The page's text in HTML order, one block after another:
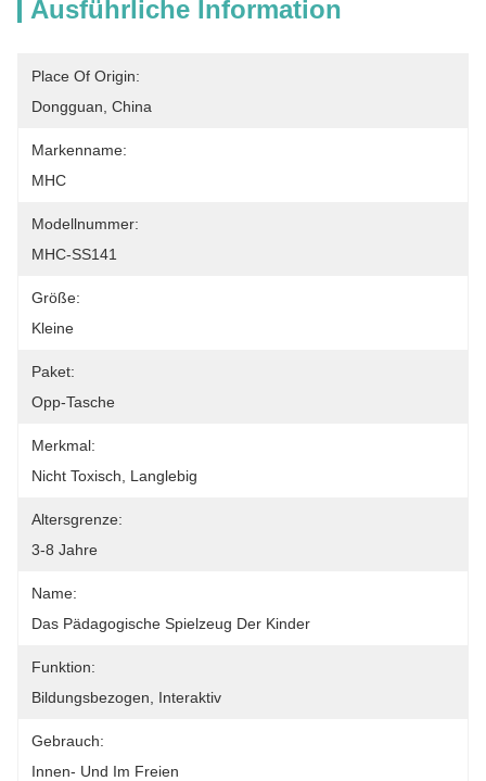
Ausführliche Information
Place Of Origin:
Dongguan, China
Markenname:
MHC
Modellnummer:
MHC-SS141
Größe:
Kleine
Paket:
Opp-Tasche
Merkmal:
Nicht Toxisch, Langlebig
Altersgrenze:
3-8 Jahre
Name:
Das Pädagogische Spielzeug Der Kinder
Funktion:
Bildungsbezogen, Interaktiv
Gebrauch:
Innen- Und Im Freien